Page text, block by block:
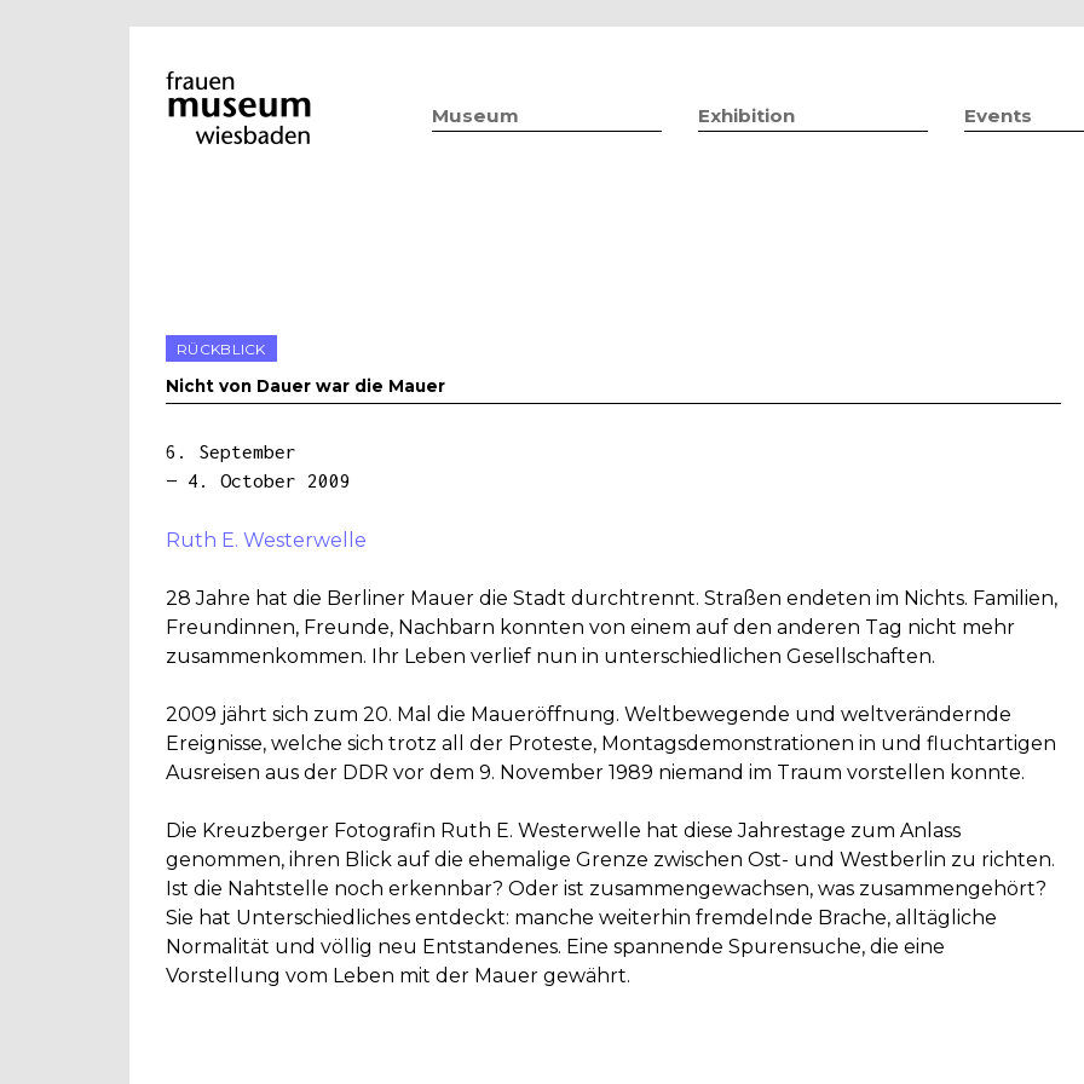
Museum Exhibition Events
RÜCKBLICK
Nicht von Dauer war die Mauer
6. September
— 4. October 2009
Ruth E. Westerwelle
28 Jahre hat die Berliner Mauer die Stadt durchtrennt. Straßen endeten im Nichts. Familien,
Freundinnen, Freunde, Nachbarn konnten von einem auf den anderen Tag nicht mehr
zusammenkommen. Ihr Leben verlief nun in unterschiedlichen Gesellschaften.
2009 jährt sich zum 20. Mal die Maueröffnung. Weltbewegende und weltverändernde
Ereignisse, welche sich trotz all der Proteste, Montagsdemonstrationen in und fluchtartigen
Ausreisen aus der DDR vor dem 9. November 1989 niemand im Traum vorstellen konnte.
Die Kreuzberger Fotografin Ruth E. Westerwelle hat diese Jahrestage zum Anlass
genommen, ihren Blick auf die ehemalige Grenze zwischen Ost- und Westberlin zu richten.
Ist die Nahtstelle noch erkennbar? Oder ist zusammengewachsen, was zusammengehört?
Sie hat Unterschiedliches entdeckt: manche weiterhin fremdelnde Brache, alltägliche
Normalität und völlig neu Entstandenes. Eine spannende Spurensuche, die eine
Vorstellung vom Leben mit der Mauer gewährt.